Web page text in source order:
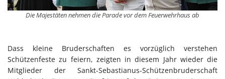
Die Majestäten nehmen die Parade vor dem Feuerwehrhaus ab
Dass kleine Bruderschaften es vorzüglich verstehen
Schützenfeste zu feiern, zeigten in diesem Jahr wieder die
Mitglieder der Sankt-Sebastianus-Schützenbruderschaft